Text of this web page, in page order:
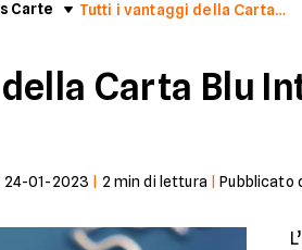
Carte Tutti i vantaggi della Carta Blu Intesa Sanpaolo
Carta Blu
24-01-2023 2 min di lettura |Pubblicato